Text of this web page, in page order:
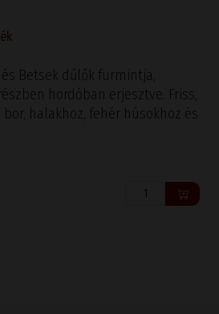
Betsek dűlők furmintja,
hordóban erjesztve. Friss,
bor, halakhoz, fehér húsokhoz és